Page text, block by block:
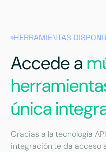
HERRAMIENTAS
Accede a
única
Gracias a la tecnología
integración te da acceso